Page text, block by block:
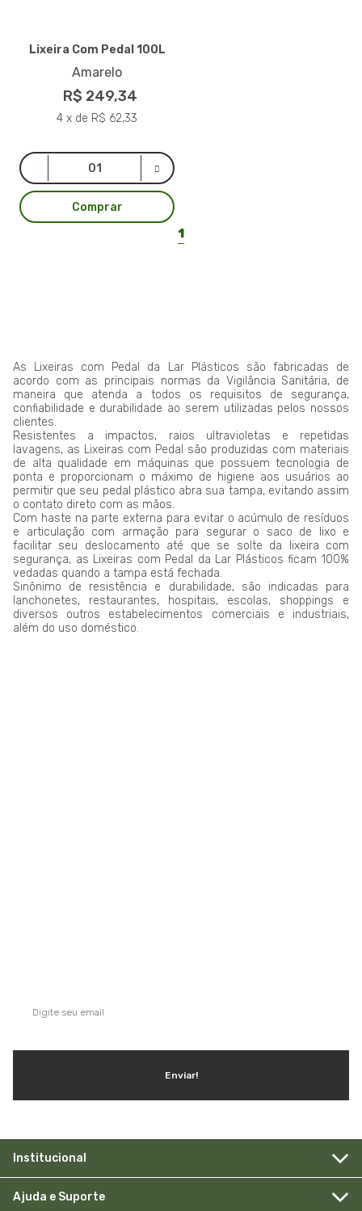
Lixeira Com Pedal 100L
Amarelo
R$ 249,34
4 x de R$ 62,33
Comprar
1
As Lixeiras com Pedal da Lar Plásticos são fabricadas de
acordo com as principais normas da Vigilância Sanitária, de
maneira que atenda a todos os requisitos de segurança,
confiabilidade e durabilidade ao serem utilizadas pelos nossos
clientes.
Resistentes a impactos, raios ultravioletas e repetidas
lavagens, as Lixeiras com Pedal são produzidas com materiais
de alta qualidade em máquinas que possuem tecnologia de
ponta e proporcionam o máximo de higiene aos usuários ao
permitir que seu pedal plástico abra sua tampa, evitando assim
o contato direto com as mãos.
Com haste na parte externa para evitar o acúmulo de resíduos
e articulação com armação para segurar o saco de lixo e
facilitar seu deslocamento até que se solte da lixeira com
segurança, as Lixeiras com Pedal da Lar Plásticos ficam 100%
vedadas quando a tampa está fechada.
Sinônimo de resistência e durabilidade, são indicadas para
lanchonetes, restaurantes, hospitais, escolas, shoppings e
diversos outros estabelecimentos comerciais e industriais,
além do uso doméstico.
Enviar!
Institucional
Ajuda e Suporte